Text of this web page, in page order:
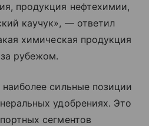
продукция нефтехимии,
каучук», — ответил
химическая продукция
рубежом.
сильные позиции
удобрениях. Это
сегментов